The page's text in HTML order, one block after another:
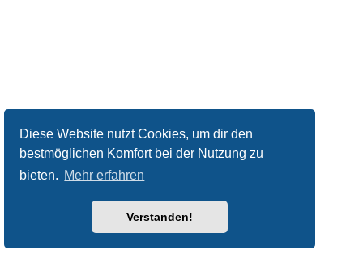
Diese Website nutzt Cookies, um dir den
bestmöglichen Komfort bei der Nutzung zu
bieten. Mehr erfahren
Verstanden!